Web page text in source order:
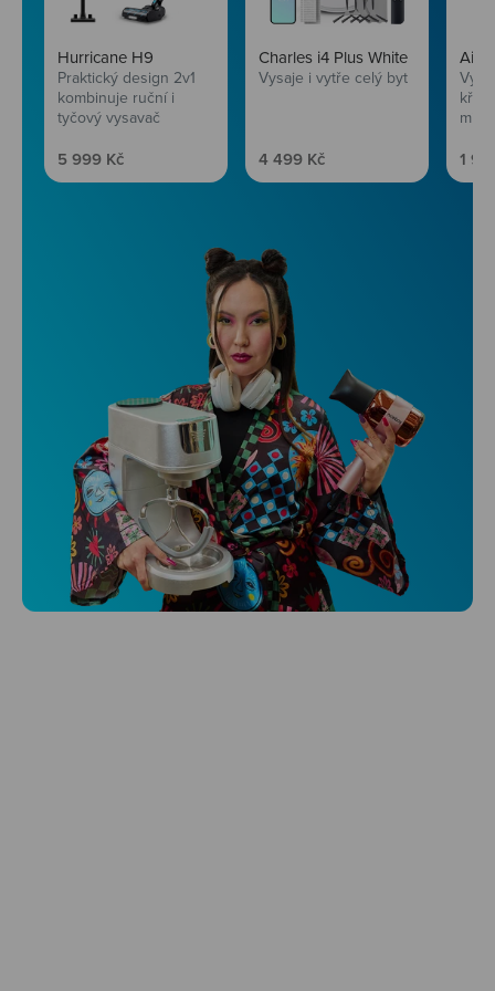
Hurricane H9
Praktický design 2v1
kombinuje ruční i
tyčový vysavač
Prodejní cena
5 999 Kč
Charles i4 Plus White
Vysaje i vytře celý byt
Prodejní cena
4 499 Kč 1
Niceboy ONE Ultra
Hlídá ti zdraví, spánek i pohyb a ještě k
tomu platí.